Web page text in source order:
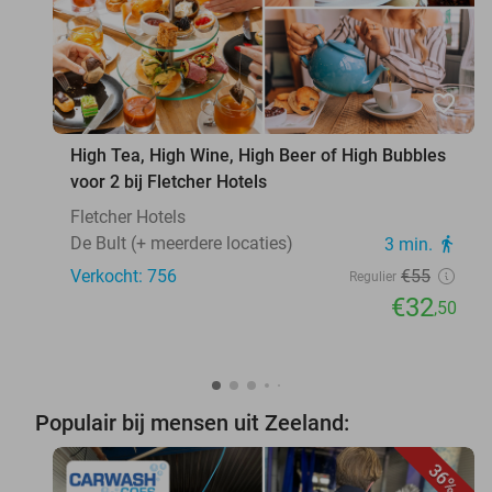
favorite_border
High Tea, High Wine, High Beer of High Bubbles
voor 2 bij Fletcher Hotels
Fletcher Hotels
De Bult (+ meerdere locaties)
3 min. directions_walk
Verkocht: 756 Regulier €55
€32,50
Populair bij mensen uit Zeeland:
36%